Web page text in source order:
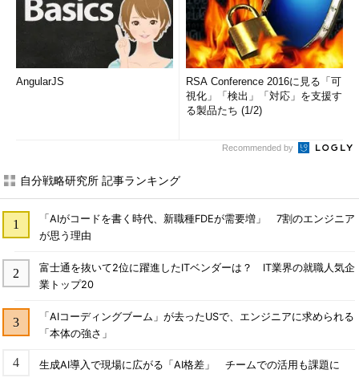
AngularJS
RSA Conference 2016に見る「可
視化」「検出」「対応」を支援す
る製品たち (1/2)
Recommended by
自分戦略研究所 記事ランキング
「AIがコードを書く時代、新職種FDEが需要増」 7割のエンジニア
が思う理由
富士通を抜いて2位に躍進したITベンダーは？ IT業界の就職人気企
業トップ20
「AIコーディングブーム」が去ったUSで、エンジニアに求められる
「本体の強さ」
生成AI導入で現場に広がる「AI格差」 チームでの活用も課題に